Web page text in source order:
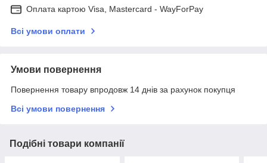
Оплата картою Visa, Mastercard - WayForPay
Всі умови оплати
Умови повернення
Повернення товару впродовж 14 днів за рахунок покупця
Всі умови повернення
Подібні товари компанії